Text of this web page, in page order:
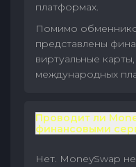
платформах.
Помимо
представлены
виртуальные
международных
Проводит ли
финансовыми
Нет. MoneySwap